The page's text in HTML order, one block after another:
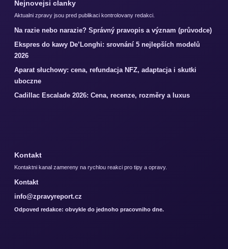
Nejnovejsi clanky
Aktualni zpravy jsou pred publikaci kontrolovany redakci.
Na razie nebo narazie? Správný pravopis a význam (průvodce)
Ekspres do kawy De’Longhi: srovnání 5 nejlepších modelů
2026
Aparat słuchowy: cena, refundacja NFZ, adaptacja i skutki
uboczne
Cadillac Escalade 2026: Cena, recenze, rozměry a luxus
Kontakt
Kontaktni kanal zamereny na rychlou reakci pro tipy a opravy.
Kontakt
info@zpravyreport.cz
Odpoved redakce: obvykle do jednoho pracovniho dne.